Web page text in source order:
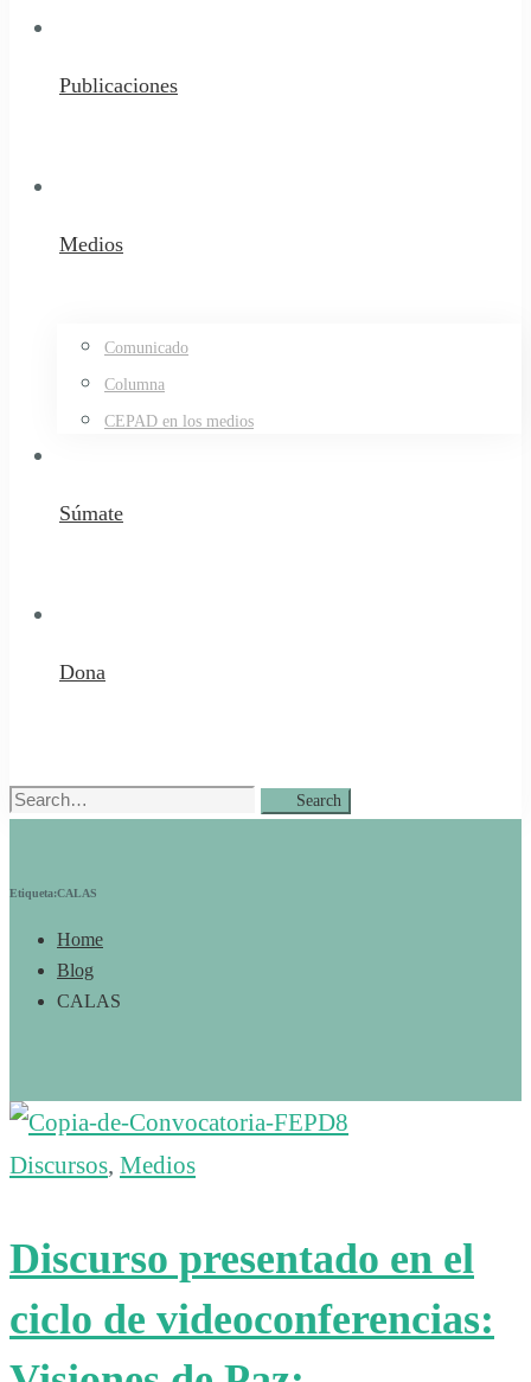
Publicaciones
Medios
Comunicado
Columna
CEPAD en los medios
Súmate
Dona
Search
Search
Etiqueta:CALAS
Home
Blog
CALAS
Discursos, Medios
Discurso presentado en el
ciclo de videoconferencias: